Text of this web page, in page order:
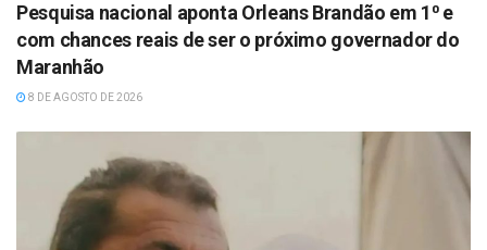
Pesquisa nacional aponta Orleans Brandão em 1⁰ e
com chances reais de ser o próximo governador do
Maranhão
8 DE AGOSTO DE 2026